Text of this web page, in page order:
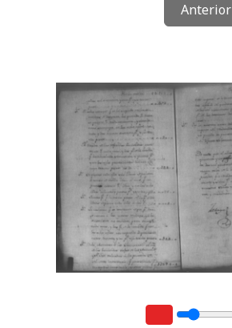
Anterior